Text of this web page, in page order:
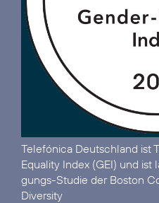
Telefónica Deutschland ist
Equality Index (GEI) und ist
gungs-Studie der Boston
Diversity